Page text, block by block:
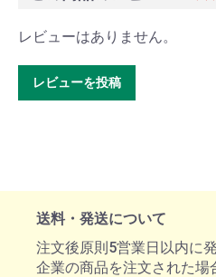
レビューはありません。
レビューを投稿
送料・発送について
注文後原則5営業日以内に
企業の商品を注文された場